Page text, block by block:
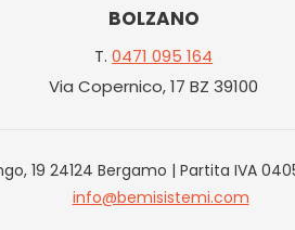
BOLZANO
T.0471 095 164
Via Copernico, 17 BZ 39100
19 24124 Bergamo | Partita IVA
info@bemisistemi.com